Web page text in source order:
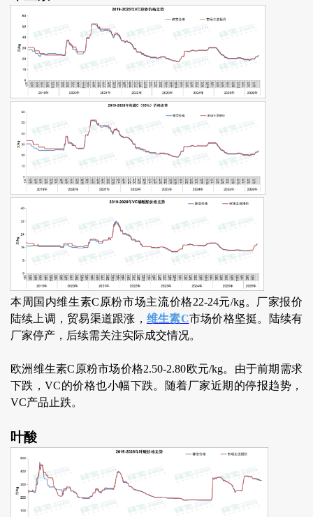
本周国内维生素C原粉市场主流价格22-24元/kg。厂家报价
陆续上调，贸易渠道跟涨， 维生素C市场价格坚挺。陆续有
厂家停产，后续需关注实际成交情况。
欧洲维生素C原粉市场价格2.50-2.80欧元/kg。由于前期需求
下跌，VC的价格也小幅下跌。随着厂家近期的停报趋势，
VC产品止跌。
叶酸